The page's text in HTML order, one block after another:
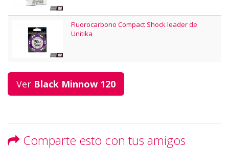
Fluorocarbono Compact Shock leader de
Unitika
Ver Black Minnow 120
Comparte esto con tus amigos